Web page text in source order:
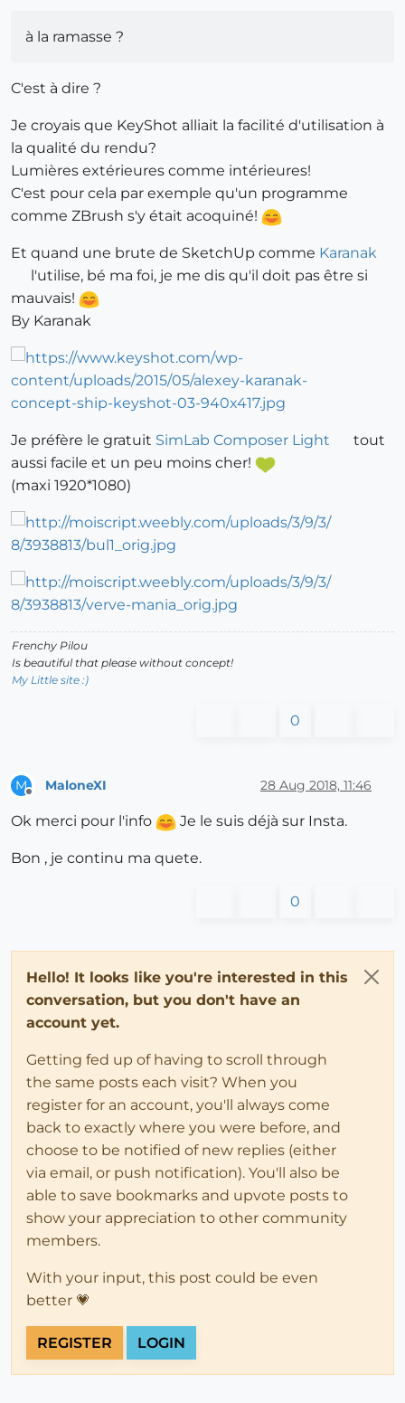
à la ramasse ?
C'est à dire ?
Je croyais que KeyShot alliait la facilité d'utilisation à
la qualité du rendu?
Lumières extérieures comme intérieures!
C'est pour cela par exemple qu'un programme
comme ZBrush s'y était acoquiné!
Et quand une brute de SketchUp comme Karanak
l'utilise, bé ma foi, je me dis qu'il doit pas être si
mauvais!
By Karanak
Je préfère le gratuit SimLab Composer Light
tout
aussi facile et un peu moins cher!
(maxi 1920*1080)
Frenchy Pilou
Is beautiful that please without concept!
My Little site :)
0
M MaloneXI 28 Aug 2018, 11:46
Ok merci pour l'info Je le suis déjà sur Insta.
Bon , je continu ma quete.
0
Hello! It looks like you're interested in this
conversation, but you don't have an
account yet.
Getting fed up of having to scroll through
the same posts each visit? When you
register for an account, you'll always come
back to exactly where you were before, and
choose to be notified of new replies (either
via email, or push notification). You'll also be
able to save bookmarks and upvote posts to
show your appreciation to other community
members.
With your input, this post could be even
better 💗
REGISTER LOGIN